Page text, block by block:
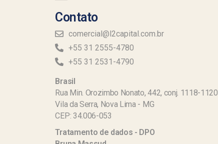
Contato
comercial@l2capital.com.br
+55 31 2555-4780
+55 31 2531-4790
Brasil
Rua Min. Orozimbo Nonato, 442, conj. 1118-1120
Vila da Serra, Nova Lima - MG
CEP: 34.006-053
Tratamento de dados - DPO